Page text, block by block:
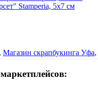
Stamperia, 5х7 см
Магазин скрапбукинга Уфа,